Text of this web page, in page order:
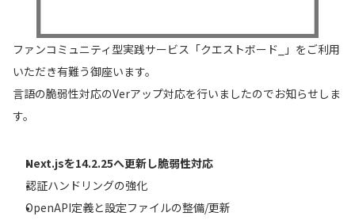
ファンコミュニティ型実践サービス「クエストボード_」をご利用
いただき有難う御座います。
言語の脆弱性対応のVerアップ対応を行いましたのでお知らせしま
す。
Next.jsを14.2.25へ更新し脆弱性対応
認証ハンドリングの強化
OpenAPI定義と設定ファイルの整備/更新